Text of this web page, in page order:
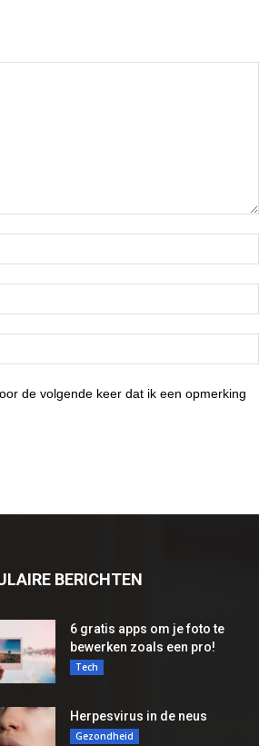
de volgende keer dat ik een opmerking
BERICHTEN
6 gratis apps om je foto te
bewerken zoals een pro!
Tech
Herpesvirus in de neus
Gezondheid